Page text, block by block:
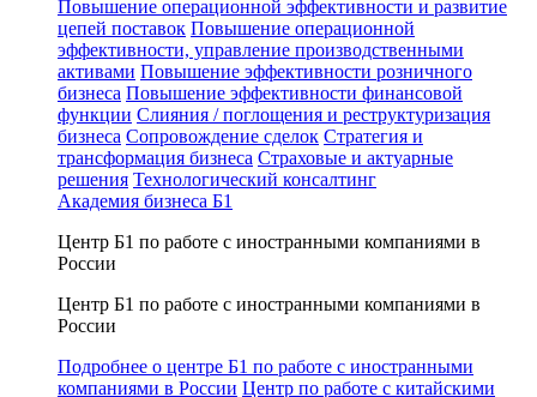
Повышение операционной эффективности и развитие
цепей поставок Повышение операционной
эффективности, управление производственными
активами Повышение эффективности розничного
бизнеса Повышение эффективности финансовой
функции Слияния / поглощения и реструктуризация
бизнеса Сопровождение сделок Стратегия и
трансформация бизнеса Страховые и актуарные
решения Технологический консалтинг
Академия бизнеса Б1
Центр Б1 по работе с иностранными компаниями в
России
Центр Б1 по работе с иностранными компаниями в
России
Подробнее о центре Б1 по работе с иностранными
компаниями в России Центр по работе с китайскими